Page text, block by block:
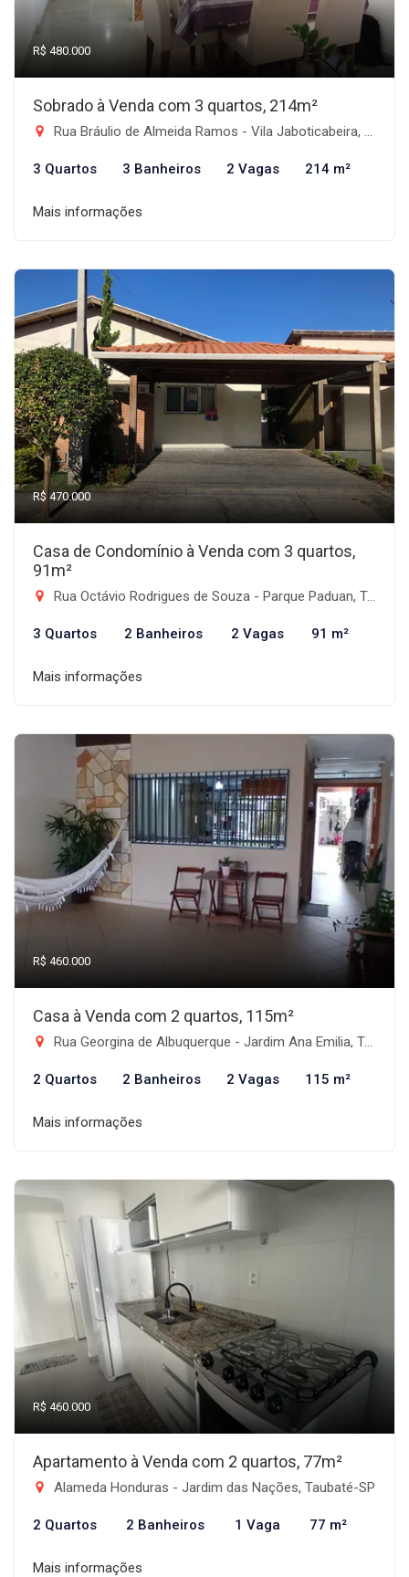
R$ 480.000
Sobrado à Venda com 3 quartos, 214m²
Rua Bráulio de Almeida Ramos - Vila Jaboticabeira, Taubaté-SP
3 Quartos 3 Banheiros 2 Vagas 214 m²
Mais informações
R$ 470.000
Casa de Condomínio à Venda com 3 quartos,
91m²
Rua Octávio Rodrigues de Souza - Parque Paduan, Taubaté-SP
3 Quartos 2 Banheiros 2 Vagas 91 m²
Mais informações
R$ 460.000
Casa à Venda com 2 quartos, 115m²
Rua Georgina de Albuquerque - Jardim Ana Emilia, Taubaté-SP
2 Quartos 2 Banheiros 2 Vagas 115 m²
Mais informações
R$ 460.000
Apartamento à Venda com 2 quartos, 77m²
Alameda Honduras - Jardim das Nações, Taubaté-SP
2 Quartos 2 Banheiros 1 Vaga 77 m²
Mais informações